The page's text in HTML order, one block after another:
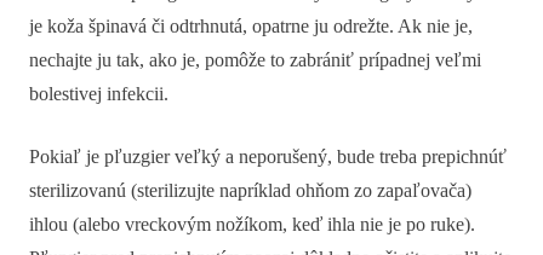
je koža špinavá či odtrhnutá, opatrne ju odrežte. Ak nie je,
nechajte ju tak, ako je, pomôže to zabrániť prípadnej veľmi
bolestivej infekcii.
Pokiaľ je pľuzgier veľký a neporušený, bude treba prepichnúť
sterilizovanú (sterilizujte napríklad ohňom zo zapaľovača)
ihlou (alebo vreckovým nožíkom, keď ihla nie je po ruke).